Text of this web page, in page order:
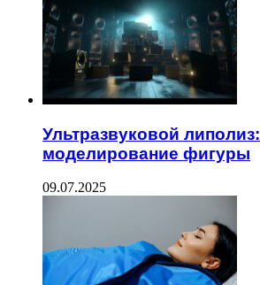
Ультразвуковой липолиз:
моделирование фигуры
09.07.2025